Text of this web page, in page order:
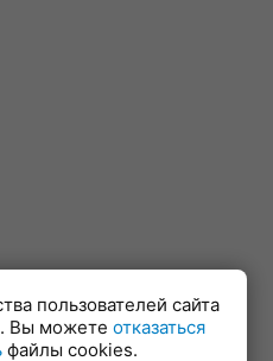
пользователей сайта
Вы можете отказаться
файлы cookies.